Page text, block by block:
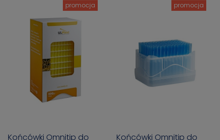
Końcówki Omnitip do
promocja
Końcówki Omnitip do
promocja